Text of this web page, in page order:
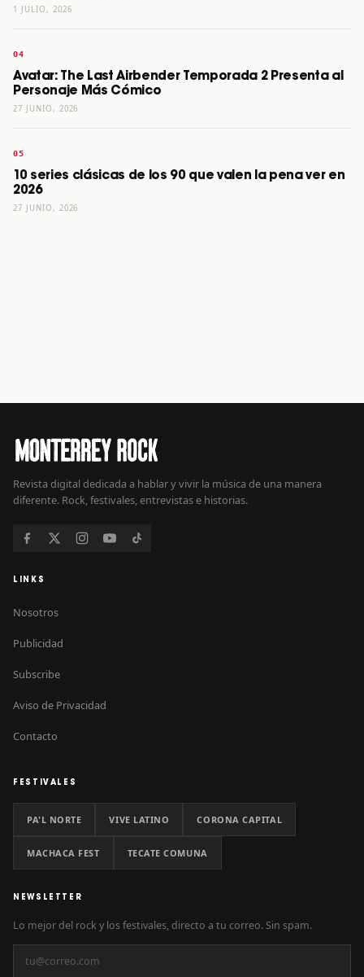
1 JULIO, 2026
Avatar: The Last Airbender Temporada 2 Presenta al
Personaje Más Cómico
27 JUNIO, 2026
10 series clásicas de los 90 que valen la pena ver en
2026
27 JUNIO, 2026
Revista digital dedicada a hablar y vivir la música de una manera
diferente. Rock, festivales, entrevistas e historias.
LINKS
Nosotros
Publicidad
Subscribe
Aviso de Privacidad
Contacto
FESTIVALES
PA'L NORTE VIVE LATINO CORONA CAPITAL
MACHACA FEST TECATE COMUNA
NEWSLETTER
Lo mejor del rock y los festivales, directo a tu correo. Sin spam.